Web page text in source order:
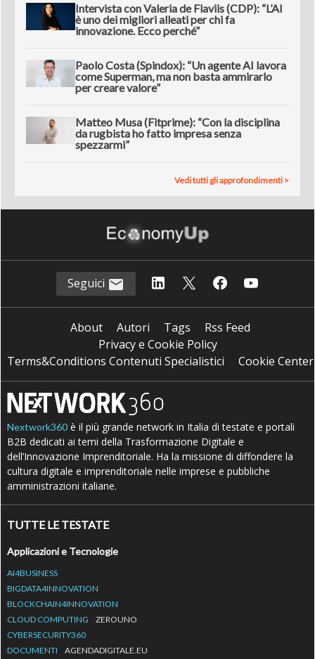
Intervista con Valeria de Flaviis (CDP): “L’AI
è uno dei migliori alleati per chi fa
innovazione. Ecco perché”
Paolo Costa (Spindox): “Un agente AI lavora
come Superman, ma non basta ammirarlo
per creare valore”
Matteo Musa (Fitprime): “Con la disciplina
da rugbista ho fatto impresa senza
spezzarmi”
Vedi tutti gli approfondimenti >
Seguici
About Autori Tags
Rss Feed
Privacy e Cookie Policy
Terms&Conditions Contenuti Specialistici
Cookie Center
Nextwork360 è il più grande network in Italia di testate e portali
B2B dedicati ai temi della Trasformazione Digitale e
dell’Innovazione Imprenditoriale. Ha la missione di diffondere la
cultura digitale e imprenditoriale nelle imprese e pubbliche
amministrazioni italiane.
TUTTE LE TESTATE
Applicazioni e Tecnologie
AI4BUSINESS
BIGDATA4INNOVATION
BLOCKCHAIN4INNOVATION
CLOUD COMPUTING
ZEROUNO
CYBERSECURITY360
DOCUMENTI
AGENDADIGITALE.EU